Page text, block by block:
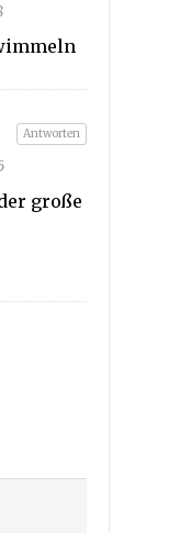
große
Antworten